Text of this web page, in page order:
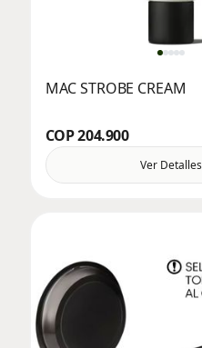
MAC STROBE CREAM
COP 204.900
Ver Detalles